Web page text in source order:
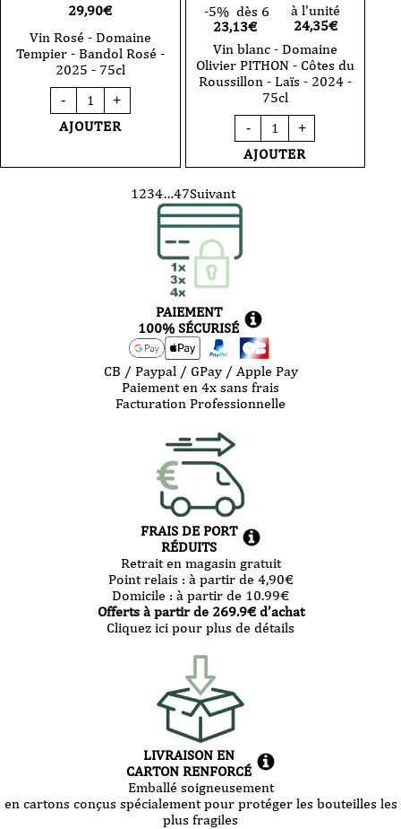
29,90€
Vin Rosé - Domaine
Tempier - Bandol Rosé -
2025 - 75cl
-
quantité
de
Vin
Rosé
Domaine
+
AJOUTER
-5% dès 6
23,13€
à l'unité
24,35€
Vin blanc - Domaine
Olivier PITHON - Côtes du
Roussillon - Laïs - 2024 -
75cl
-
quantité
de
Vin
blanc
-
2024
-
75cl
+
AJOUTER
1234…47Suivant
PAIEMENT
100% SÉCURISÉ
CB / Paypal / GPay / Apple Pay
Paiement en 4x sans frais
Facturation Professionnelle
FRAIS DE PORT
RÉDUITS
Retrait en magasin gratuit
Point relais : à partir de 4,90€
Domicile : à partir de 10.99€
Offerts à partir de 269.9€ d’achat
Cliquez ici pour plus de détails
LIVRAISON EN
CARTON RENFORCÉ
Emballé soigneusement
en cartons conçus spécialement pour protéger les bouteilles les
plus fragiles